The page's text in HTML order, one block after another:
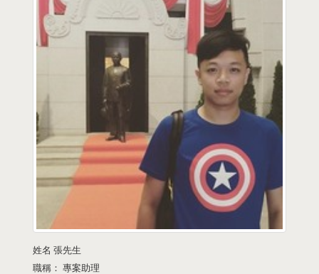
姓名 張先生
職稱： 專案助理